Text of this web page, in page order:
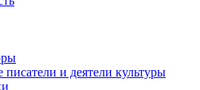
писатели и деятели культуры